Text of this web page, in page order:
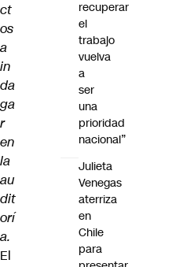
ct
os
a
in
da
ga
r
en
la
au
dit
orí
a.
El
recuperar
el
trabajo
vuelva
a
ser
una
prioridad
nacional”
Julieta
Venegas
aterriza
en
Chile
para